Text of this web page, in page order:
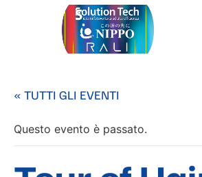
« TUTTI GLI EVENTI
Questo evento è passato.